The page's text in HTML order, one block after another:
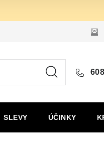
drahých kamenů
SLEVY ÚČINKY